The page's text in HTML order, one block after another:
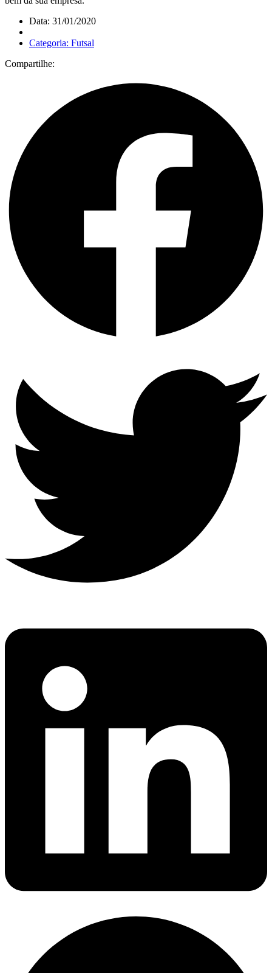
Data: 31/01/2020
Categoria: Futsal
Compartilhe: